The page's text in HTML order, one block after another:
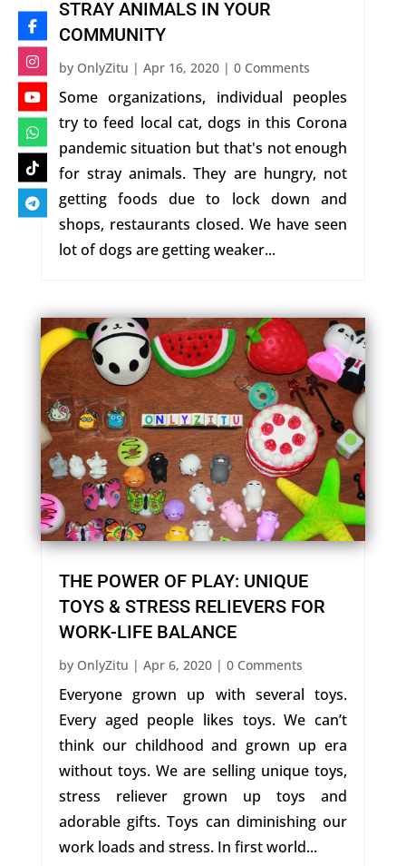
STRAY ANIMALS IN YOUR
COMMUNITY
by OnlyZitu | Apr 16, 2020| 0 Comments
Some organizations, individual peoples
try to feed local cat, dogs in this Corona
pandemic situation but that's not enough
for stray animals. They are hungry, not
getting foods due to lock down and
shops, restaurants closed. We have seen
lot of dogs are getting weaker...
THE POWER OF PLAY: UNIQUE
TOYS & STRESS RELIEVERS FOR
WORK-LIFE BALANCE
by OnlyZitu | Apr 6, 2020| 0 Comments
Everyone grown up with several toys.
Every aged people likes toys. We can’t
think our childhood and grown up era
without toys. We are selling unique toys,
stress reliever grown up toys and
adorable gifts. Toys can diminishing our
work loads and stress. In first world...